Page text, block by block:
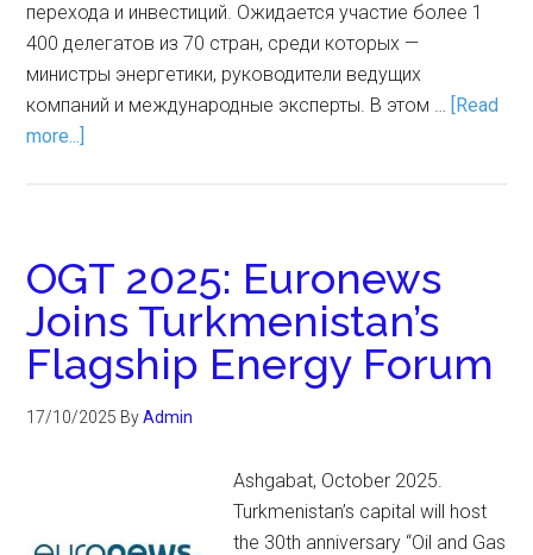
перехода и инвестиций. Ожидается участие более 1
400 делегатов из 70 стран, среди которых —
министры энергетики, руководители ведущих
компаний и международные эксперты. В этом … [Read
more...]
OGT 2025: Euronews
Joins Turkmenistan’s
Flagship Energy Forum
17/10/2025 ByAdmin
Ashgabat, October 2025.
Turkmenistan’s capital will host
the 30th anniversary “Oil and Gas